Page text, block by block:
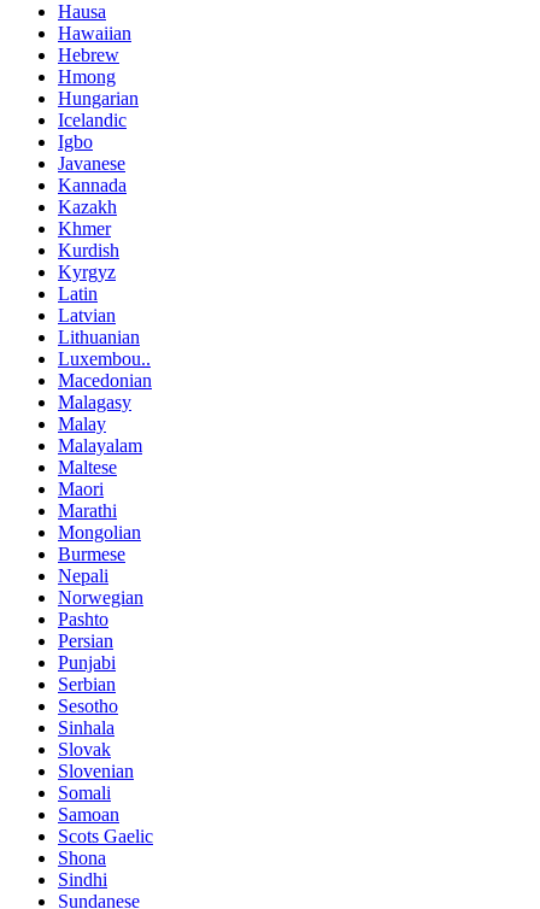
Hausa
Hawaiian
Hebrew
Hmong
Hungarian
Icelandic
Igbo
Javanese
Kannada
Kazakh
Khmer
Kurdish
Kyrgyz
Latin
Latvian
Lithuanian
Luxembou..
Macedonian
Malagasy
Malay
Malayalam
Maltese
Maori
Marathi
Mongolian
Burmese
Nepali
Norwegian
Pashto
Persian
Punjabi
Serbian
Sesotho
Sinhala
Slovak
Slovenian
Somali
Samoan
Scots Gaelic
Shona
Sindhi
Sundanese